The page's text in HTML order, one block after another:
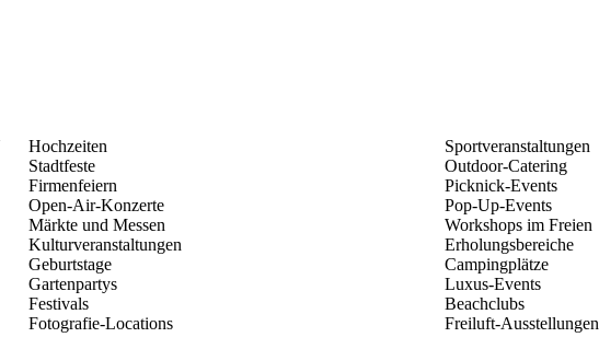
Hochzeiten
Stadtfeste
Firmenfeiern
Open-Air-Konzerte
Märkte und Messen
Kulturveranstaltungen
Geburtstage
Gartenpartys
Festivals
Fotografie-Locations
Sportveranstaltungen
Outdoor-Catering
Picknick-Events
Pop-Up-Events
Workshops im Freien
Erholungsbereiche
Campingplätze
Luxus-Events
Beachclubs
Freiluft-Ausstellungen